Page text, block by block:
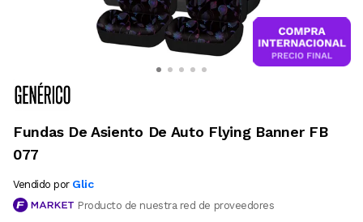
Fundas De Asiento De Auto Flying Banner FB
077
Vendido por Glic
Producto de nuestra red de proveedores